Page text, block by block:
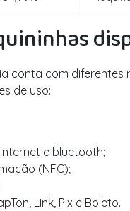
conta com
de uso:
e bluetooth;
(NFC);
Link, Pix e Boleto.